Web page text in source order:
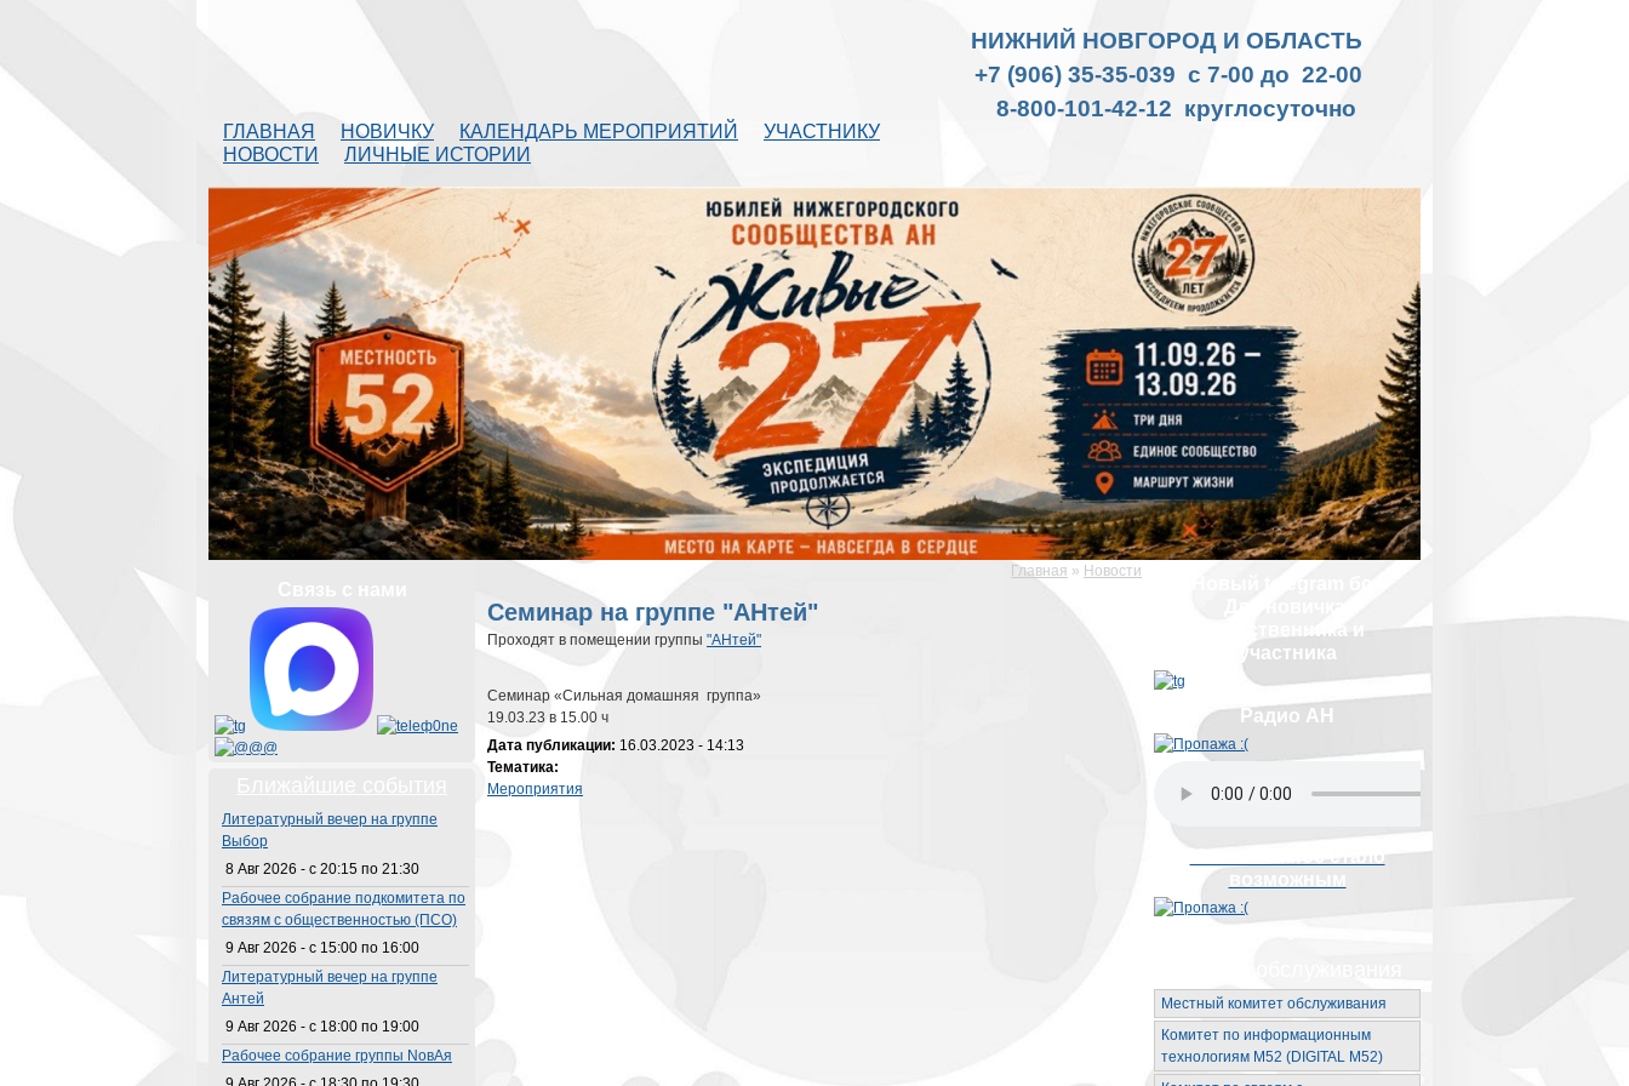
НИЖНИЙ НОВГОРОД И ОБЛАСТЬ
+7 (906) 35-35-039 с 7-00 до 22-00
8-800-101-42-12 круглосуточно
ГЛАВНАЯ НОВИЧКУ КАЛЕНДАРЬ МЕРОПРИЯТИЙ
УЧАСТНИКУ
НОВОСТИ
ЛИЧНЫЕ ИСТОРИИ
Вы здесь Главная » Новости
Семинар на группе "АНтей"
Проходят в помещении группы "АНтей"
Семинар «Сильная домашняя группа»
19.03.23 в 15.00 ч
Дата публикации: 16.03.2023 - 14:13
Тематика:
Мероприятия
Литературный вечер на группе
Выбор
8 Авг 2026 - с 20:15 по 21:30
Рабочее собрание подкомитета по
связям с общественностью (ПСО)
9 Авг 2026 - с 15:00 по 16:00
Литературный вечер на группе
Антей
9 Авг 2026 - с 18:00 по 19:00
Рабочее собрание группы NовАя
родственника и
участника
Радио АН
Невозможное стало
Местный комитет обслуживания
Комитет по информационным
технологиям М52 (DIGITAL M52)